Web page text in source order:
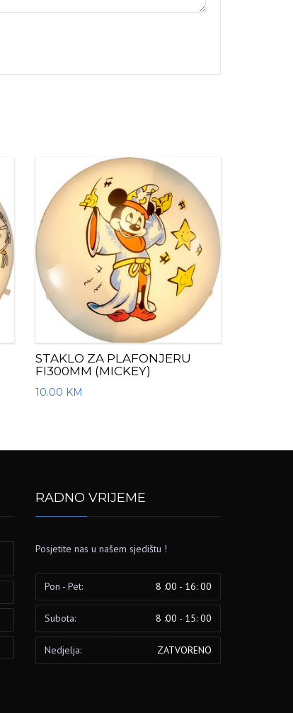
STAKLO ZA PLAFONJERU
FI300MM (MICKEY)
10.00 KM
RADNO VRIJEME
Posjetite nas u našem sjedištu !
Pon - Pet: 8 :00 - 16: 00
Subota: 8 :00 - 15: 00
Nedjelja: ZATVORENO